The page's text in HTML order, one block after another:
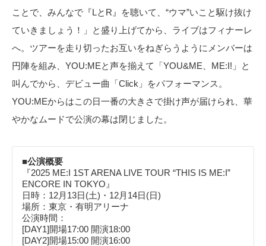
ことで、みんなで『LとR』を聴いて、“ウマ”いこと駆け抜け
ていきましょう！」と盛り上げてから、ライブはフィナーレ
へ。ツアーを走り切ったお互いをねぎらうようにメンバーは
円陣を組み、YOU:MEと声を揃えて「YOU&ME、ME:I!」と
叫んでから、デビュー曲「Click」をパフォーマンス。
YOU:MEからはこの日一番の大きさで掛け声が届けられ、華
やかなムードで公演の幕は閉じました。
■公演概要
『2025 ME:I 1ST ARENA LIVE TOUR “THIS IS ME:I”
ENCORE IN TOKYO』
日時：12月13日(土)・12月14日(日)
場所：東京・有明アリーナ
公演時間：
[DAY1]開場17:00 開演18:00
[DAY2]開場15:00 開演16:00